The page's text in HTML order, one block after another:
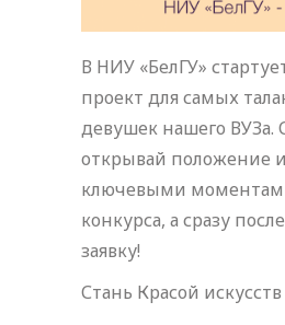
В НИУ «БелГУ»
проект для самых
девушек нашего ВУЗа.
открывай положение
ключевыми
конкурса, а сразу
заявку!
Стань Красой